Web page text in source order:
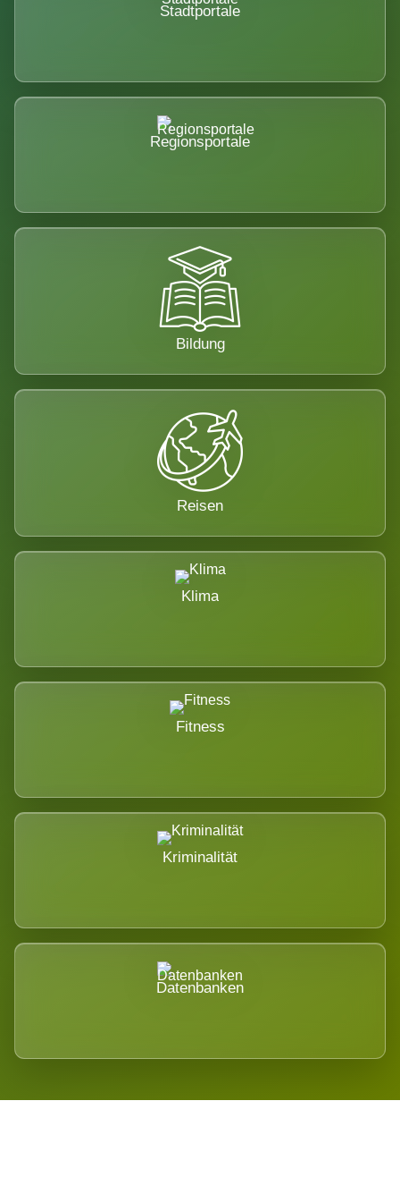
Stadtportale
Regionsportale
Bildung
Reisen
Klima
Fitness
Kriminalität
Datenbanken